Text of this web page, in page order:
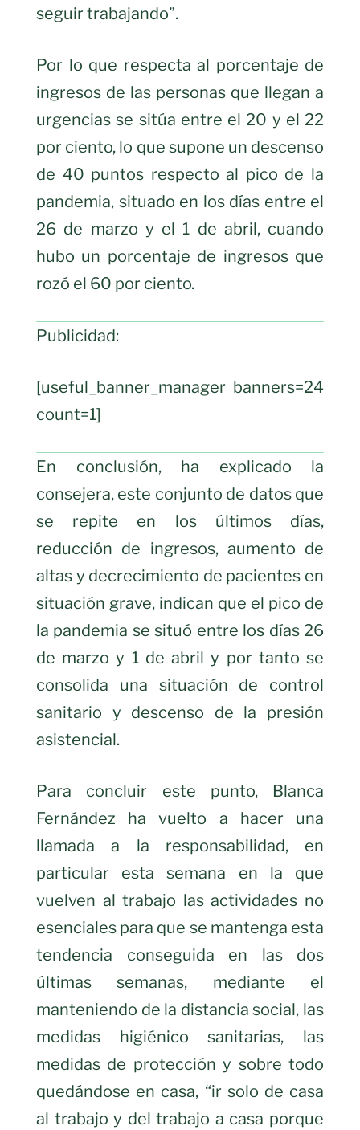
seguir trabajando”.
Por lo que respecta al porcentaje de
ingresos de las personas que llegan a
urgencias se sitúa entre el 20 y el 22
por ciento, lo que supone un descenso
de 40 puntos respecto al pico de la
pandemia, situado en los días entre el
26 de marzo y el 1 de abril, cuando
hubo un porcentaje de ingresos que
rozó el 60 por ciento.
Publicidad:
[useful_banner_manager banners=24
count=1]
En conclusión, ha explicado la
consejera, este conjunto de datos que
se repite en los últimos días,
reducción de ingresos, aumento de
altas y decrecimiento de pacientes en
situación grave, indican que el pico de
la pandemia se situó entre los días 26
de marzo y 1 de abril y por tanto se
consolida una situación de control
sanitario y descenso de la presión
asistencial.
Para concluir este punto, Blanca
Fernández ha vuelto a hacer una
llamada a la responsabilidad, en
particular esta semana en la que
vuelven al trabajo las actividades no
esenciales para que se mantenga esta
tendencia conseguida en las dos
últimas semanas, mediante el
manteniendo de la distancia social, las
medidas higiénico sanitarias, las
medidas de protección y sobre todo
quedándose en casa, “ir solo de casa
al trabajo y del trabajo a casa porque